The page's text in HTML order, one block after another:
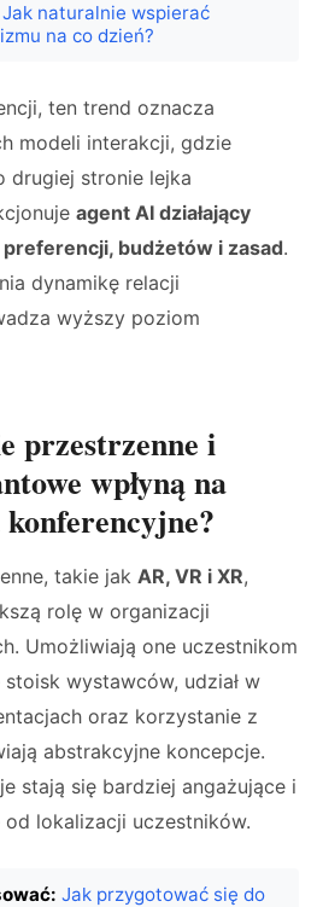
Jak naturalnie wspierać
na co dzień?
ten trend oznacza
modeli interakcji, gdzie
drugiej stronie lejka
agent AI działający
budżetów i zasad.
dynamikę relacji
wyższy poziom
przestrzenne i
wpłyną na
takie jak AR, VR i XR,
rolę w organizacji
Umożliwiają one uczestnikom
wystawców, udział w
oraz korzystanie z
abstrakcyjne koncepcje.
stają się bardziej angażujące i
lokalizacji uczestników.
Jak przygotować się do